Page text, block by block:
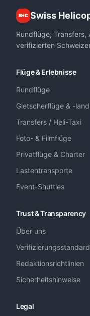
SHC Swiss
Rundflüge,
verifizierten
Flüge & Erlebnisse
Rundflüge
Gletscherflüge & -
Transfers / Heli-Taxi
Foto- & Filmflüge
Privatflüge & Charter
Lastentransporte
Event-Shuttles
Trust & Transparency
Über uns
Redaktionsrichtlinien
Sicherheitshinweise
Legal